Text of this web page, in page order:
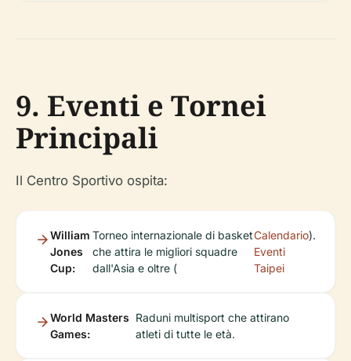
9. Eventi e Tornei
Principali
Il Centro Sportivo ospita:
William
Jones
Cup:
Torneo internazionale di basket
che attira le migliori squadre
dall'Asia e oltre (
Calendario
Eventi
Taipei
).
World Masters
Games:
Raduni multisport che attirano
atleti di tutte le età.